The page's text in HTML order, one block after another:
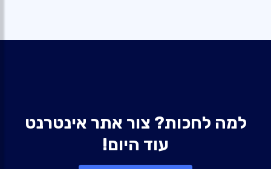
למה לחכות? צור אתר אינטרנט
עוד היום!